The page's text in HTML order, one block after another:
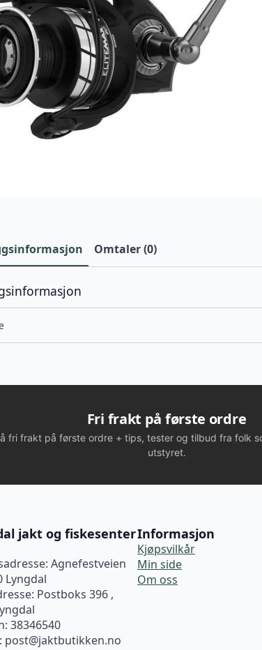
Omtaler (0)
Fri frakt på første ordre
fri frakt på første ordre + tips, tester og tilbud fra folk
utstyret.
jakt og fiskesenter
Agnefestveien
Lyngdal
Postboks 396 ,
38346540
post@jaktbutikken.no
Informasjon
Kjøpsvilkår
Min side
Om oss